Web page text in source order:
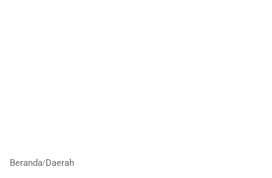
Beranda/Daerah